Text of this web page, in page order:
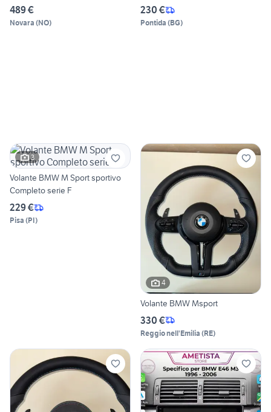
489 €
Novara (NO)
230 €
Pontida (BG)
3
Volante BMW M Sport sportivo
Completo serie F
229 €
Pisa (PI)
4
Volante BMW Msport
330 €
Reggio nell'Emilia (RE)